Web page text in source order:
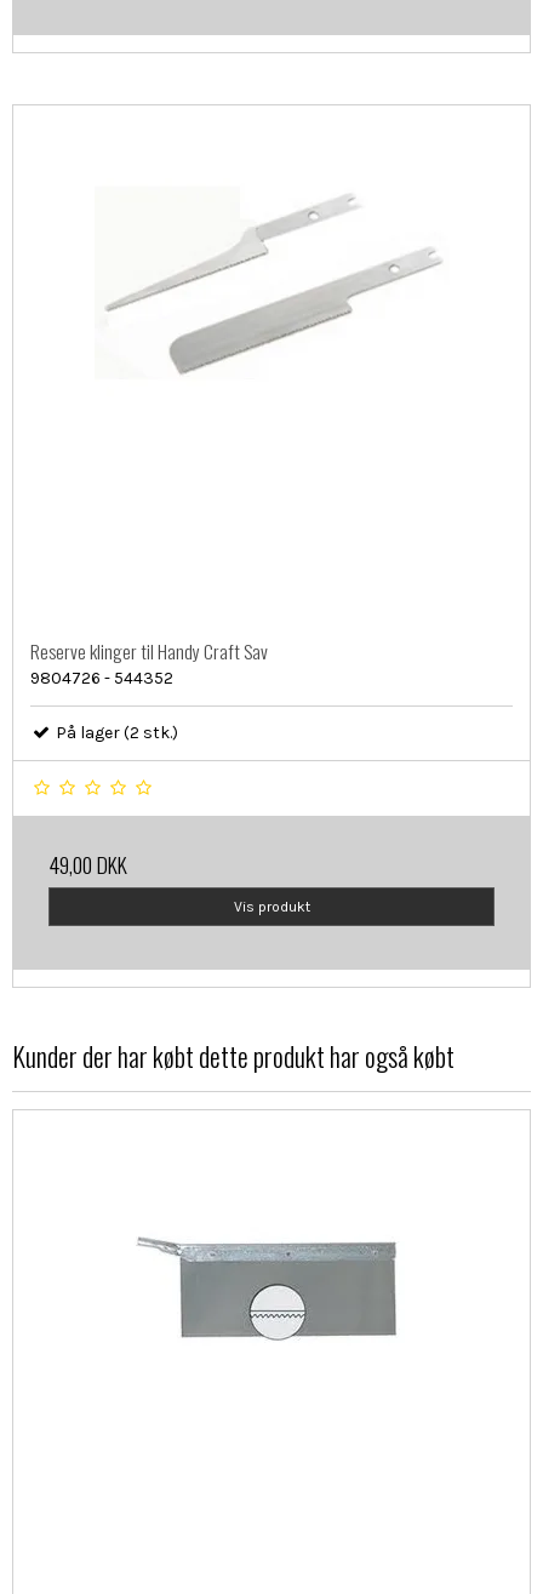
Reserve klinger til Handy Craft Sav
9804726 - 544352
På lager (2 stk.)
49,00 DKK
Vis produkt
Kunder der har købt dette produkt har også købt